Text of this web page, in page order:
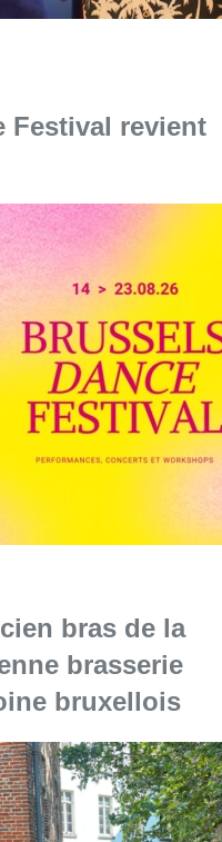
Festival revient
bras de la
brasserie
bruxellois